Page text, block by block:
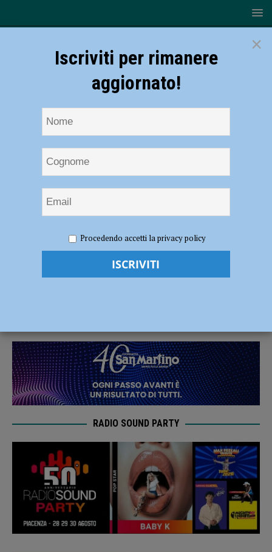
per le mostre di XNL sul guardare
Sky Arte a Piacenza per le mostre di XNL
RADIO SOUND PARTY
×
Iscriviti per rimanere
aggiornato!
Procedendo accetti la privacy policy